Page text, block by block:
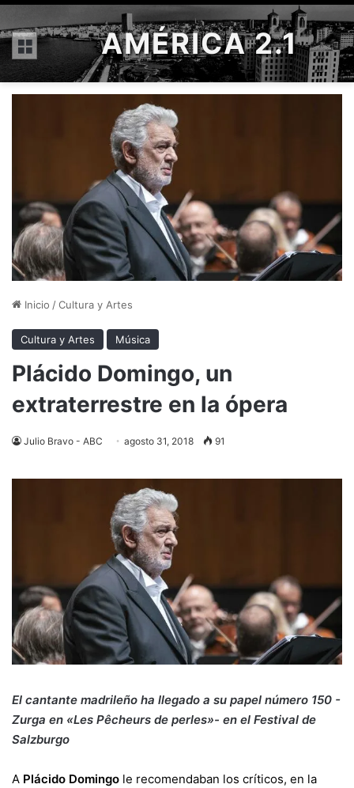
Menú AMÉRICA 2.1
Inicio /Cultura y Artes
Cultura y Artes Música
Plácido Domingo, un
extraterrestre en la ópera
Julio Bravo - ABC agosto 31, 2018 91
El cantante madrileño ha llegado a su papel número 150 -
Zurga en «Les Pêcheurs de perles»- en el Festival de
Salzburgo
A Plácido Domingo le recomendaban los críticos, en la